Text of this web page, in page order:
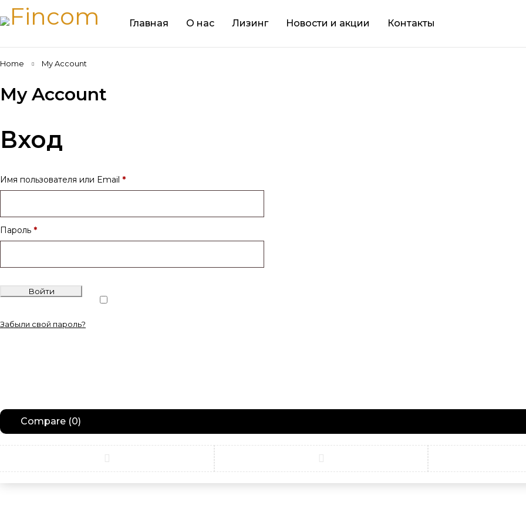
Главная О нас Лизинг Новости и акции Контакты
Home My Account
My Account
Вход
Имя пользователя или Email *
Пароль *
Войти
Забыли свой пароль?
Compare (0)